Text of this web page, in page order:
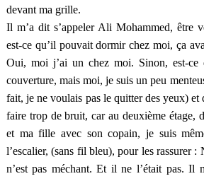
devant ma grille.
Il m’a dit s’appeler Ali Mohammed, être
est-ce qu’il pouvait dormir chez moi, ça
Oui, moi j’ai un chez moi. Sinon, est-ce
couverture, mais moi, je suis un peu
fait, je ne voulais pas le quitter des yeux) et
faire trop de bruit, car au deuxième étage,
et ma fille avec son copain, je suis
l’escalier, (sans fil bleu), pour les rassurer :
n’est pas méchant. Et il ne l’était pas. Il